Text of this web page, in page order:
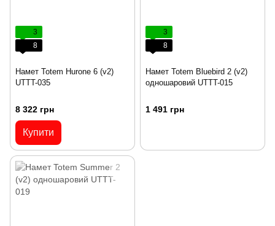
3
8
Намет Totem Hurone 6 (v2)
UTTT-035
8 322 грн
Купити
3
8
Намет Totem Bluebird 2 (v2)
одношаровий UTTT-015
1 491 грн